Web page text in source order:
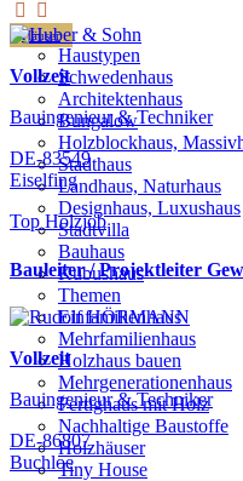
Häuser
Haustypen
Schwedenhaus
Architektenhaus
Bungalow
Holzblockhaus,
Stadthaus
Landhaus, Naturhaus
Designhaus, Luxushaus
Stadtvilla
Bauhaus
Kubushaus
Themen
Einfamilienhaus
Mehrfamilienhaus
Holzhaus bauen
Mehrgenerationenhaus
Fertighaus mit Holz
Nachhaltige Baustoffe
Holzhäuser
Tiny House
Vollzeit
Bauingenieur & Techniker
DE-83549
Eiselfing
Top Holzjob
Bauleiter / Projektleiter
Vollzeit
Bauingenieur & Techniker
DE-86807
Buchloe